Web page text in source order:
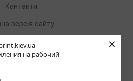
на рабочий
×
Контакти
версія сайту
Мапа сайту
2002—2026